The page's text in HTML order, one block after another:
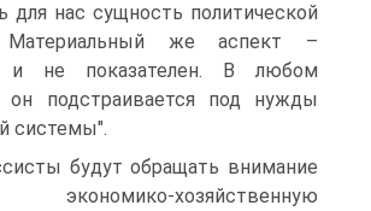
для нас сущность политической
Материальный же аспект –
и не показателен. В любом
он подстраивается под нужды
системы".
будут обращать внимание
хозяйственную